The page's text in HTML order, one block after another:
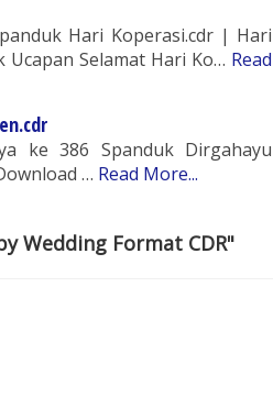
Hari Koperasi.cdr | Hari
Ucapan Selamat Hari Ko… Read
ke 386 Spanduk Dirgahayu
… Read More...
Wedding Format CDR"